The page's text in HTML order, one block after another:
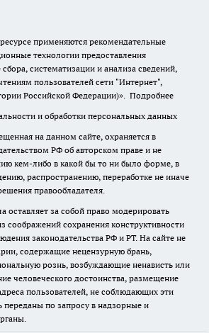
применяются рекомендательные
технологии предоставления
систематизации и анализа сведений,
пользователей сети "Интернет",
Российской Федерации)». Подробнее
и обработки персональных данных
на данном сайте, охраняется в
РФ об авторском праве и не
кем-либо в какой бы то ни было форме, в
распространению, переработке не иначе
правообладателя.
оставляет за собой право модерировать
соображений сохранения конструктивности
законодательства РФ и РТ. На сайте не
содержащие нецензурную брань,
рознь, возбуждающие ненависть или
человеческого достоинства, размещение
пользователей, не соблюдающих эти
переданы по запросу в надзорные и